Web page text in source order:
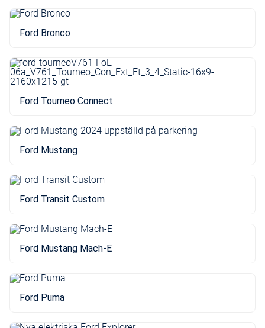
Ford Bronco
Ford Tourneo Connect
Ford Mustang
Ford Transit Custom
Ford Mustang Mach-E
Ford Puma